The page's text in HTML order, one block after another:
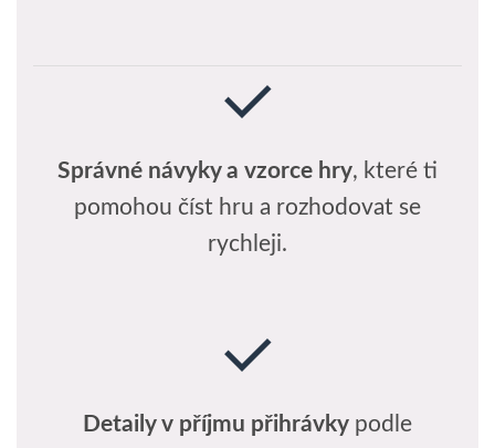
Správné návyky a vzorce hry, které ti
pomohou číst hru a rozhodovat se
rychleji.
Detaily v příjmu přihrávky podle